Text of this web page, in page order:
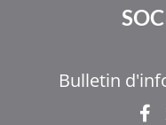
Bulletin
ZH